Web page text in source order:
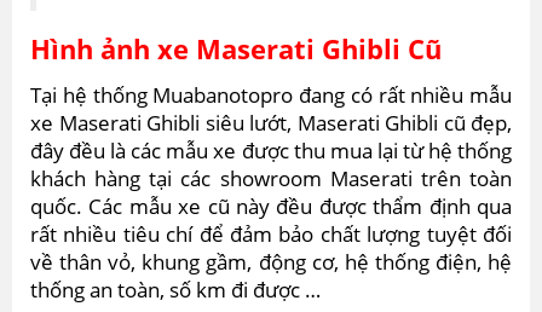
Hình ảnh xe Maserati Ghibli Cũ
Tại hệ thống Muabanotopro đang có rất nhiều mẫu
xe Maserati Ghibli siêu lướt, Maserati Ghibli cũ đẹp,
đây đều là các mẫu xe được thu mua lại từ hệ thống
khách hàng tại các showroom Maserati trên toàn
quốc. Các mẫu xe cũ này đều được thẩm định qua
rất nhiều tiêu chí để đảm bảo chất lượng tuyệt đối
về thân vỏ, khung gầm, động cơ, hệ thống điện, hệ
thống an toàn, số km đi được …